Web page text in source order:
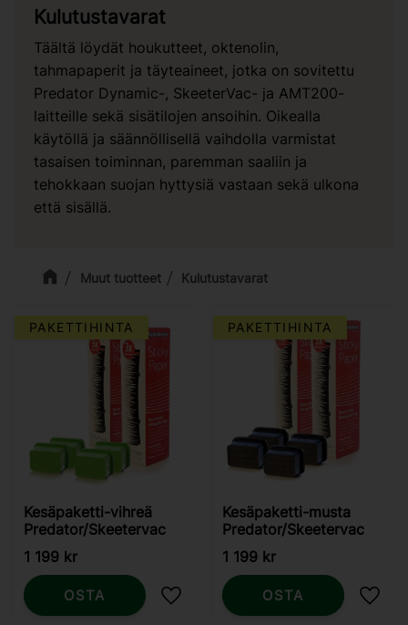
Muut tuotteet Kulutustavarat
Kulutustavarat
Täältä löydät houkutteet, oktenolin,
tahmapaperit ja täyteaineet, jotka on sovitettu
Predator Dynamic-, SkeeterVac- ja AMT200-
laitteille sekä sisätilojen ansoihin. Oikealla
käytöllä ja säännöllisellä vaihdolla varmistat
tasaisen toiminnan, paremman saaliin ja
tehokkaan suojan hyttysiä vastaan sekä ulkona
että sisällä.
Kesäpaketti-vihreä
Predator/Skeetervac
1 199 kr
PAKETTIHINTA
Lisää suosikiksi
OSTA
Kesäpaketti-musta
Predator/Skeetervac
1 199 kr
PAKETTIHINTA
OSTA